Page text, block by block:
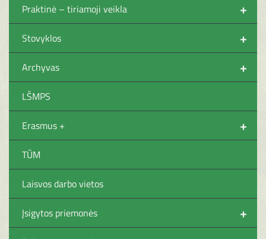
+
Praktinė – tiriamoji veikla
+
Stovyklos
+
Archyvas
LŠMPS
+
Erasmus +
TŪM
Laisvos darbo vietos
+
Įsigytos priemonės